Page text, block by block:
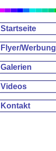
Startseite
Flyer/Werbung
Galerien
Videos
Kontakt